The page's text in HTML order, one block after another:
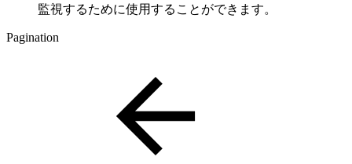
監視するために使用することができます。
Pagination